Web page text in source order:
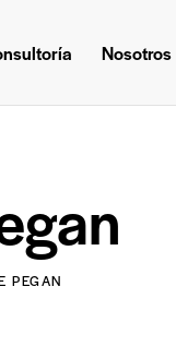
Nosotros
PEGAN